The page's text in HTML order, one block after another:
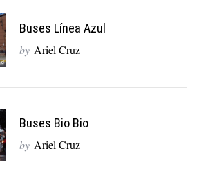
Buses Línea Azul
by Ariel Cruz
Buses Bio Bio
by Ariel Cruz